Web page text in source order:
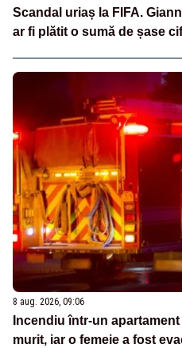
Scandal uriaș la FIFA.
ar fi plătit o sumă de șase
8 aug. 2026, 09:06
Incendiu într-un
murit, iar o femeie a fost